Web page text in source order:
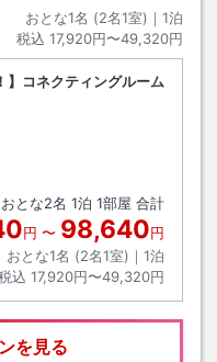
おとな1名 (2名1室)｜ 1泊
税込 17,920円〜49,320円
】コネクティングルーム
おとな2名 1泊 1部屋 合計
円 〜 98,640円
おとな1名 (2名1室)｜ 1泊
込 17,920円〜49,320円
を見る